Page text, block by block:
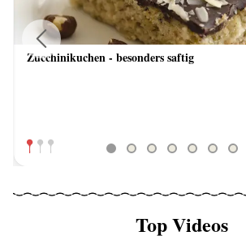
Zucchinikuchen - besonders saftig
Previous
Top Videos